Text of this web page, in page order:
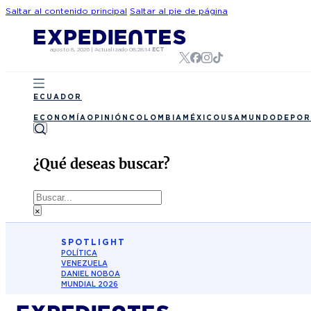
Saltar al contenido principal Saltar al pie de página
agosto 8, 2026 | Actualizado 08:28:14 ECT
ECUADOR
ECONOMÍA OPINIÓN COLOMBIA MÉXICO USA MUNDO
¿Qué deseas buscar?
Buscar
×
SPOTLIGHT
POLÍTICA
VENEZUELA
DANIEL NOBOA
MUNDIAL 2026